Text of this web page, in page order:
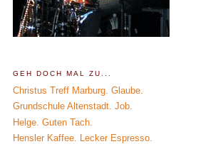
GEH DOCH MAL ZU...
Christus Treff Marburg. Glaube.
Grundschule Altenstadt. Job.
Helge. Guten Tach.
Hensler Kaffee. Lecker Espresso.